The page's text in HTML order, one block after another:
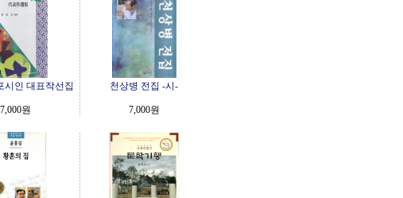
시인 대표작선집
7,000원
천상병 전집 -시-
7,000원